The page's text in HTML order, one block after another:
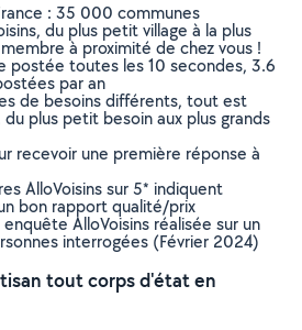
: 35 000 communes
du plus petit village à la plus
à proximité de chez vous !
postée toutes les 10 secondes, 3.6
par an
de besoins différents, tout est
du plus petit besoin aux plus grands
recevoir une première réponse à
AlloVoisins sur 5* indiquent
bon rapport qualité/prix
AlloVoisins réalisée sur un
interrogées (Février 2024)
tout corps d'état en